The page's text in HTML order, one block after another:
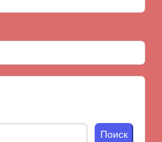
Поиск